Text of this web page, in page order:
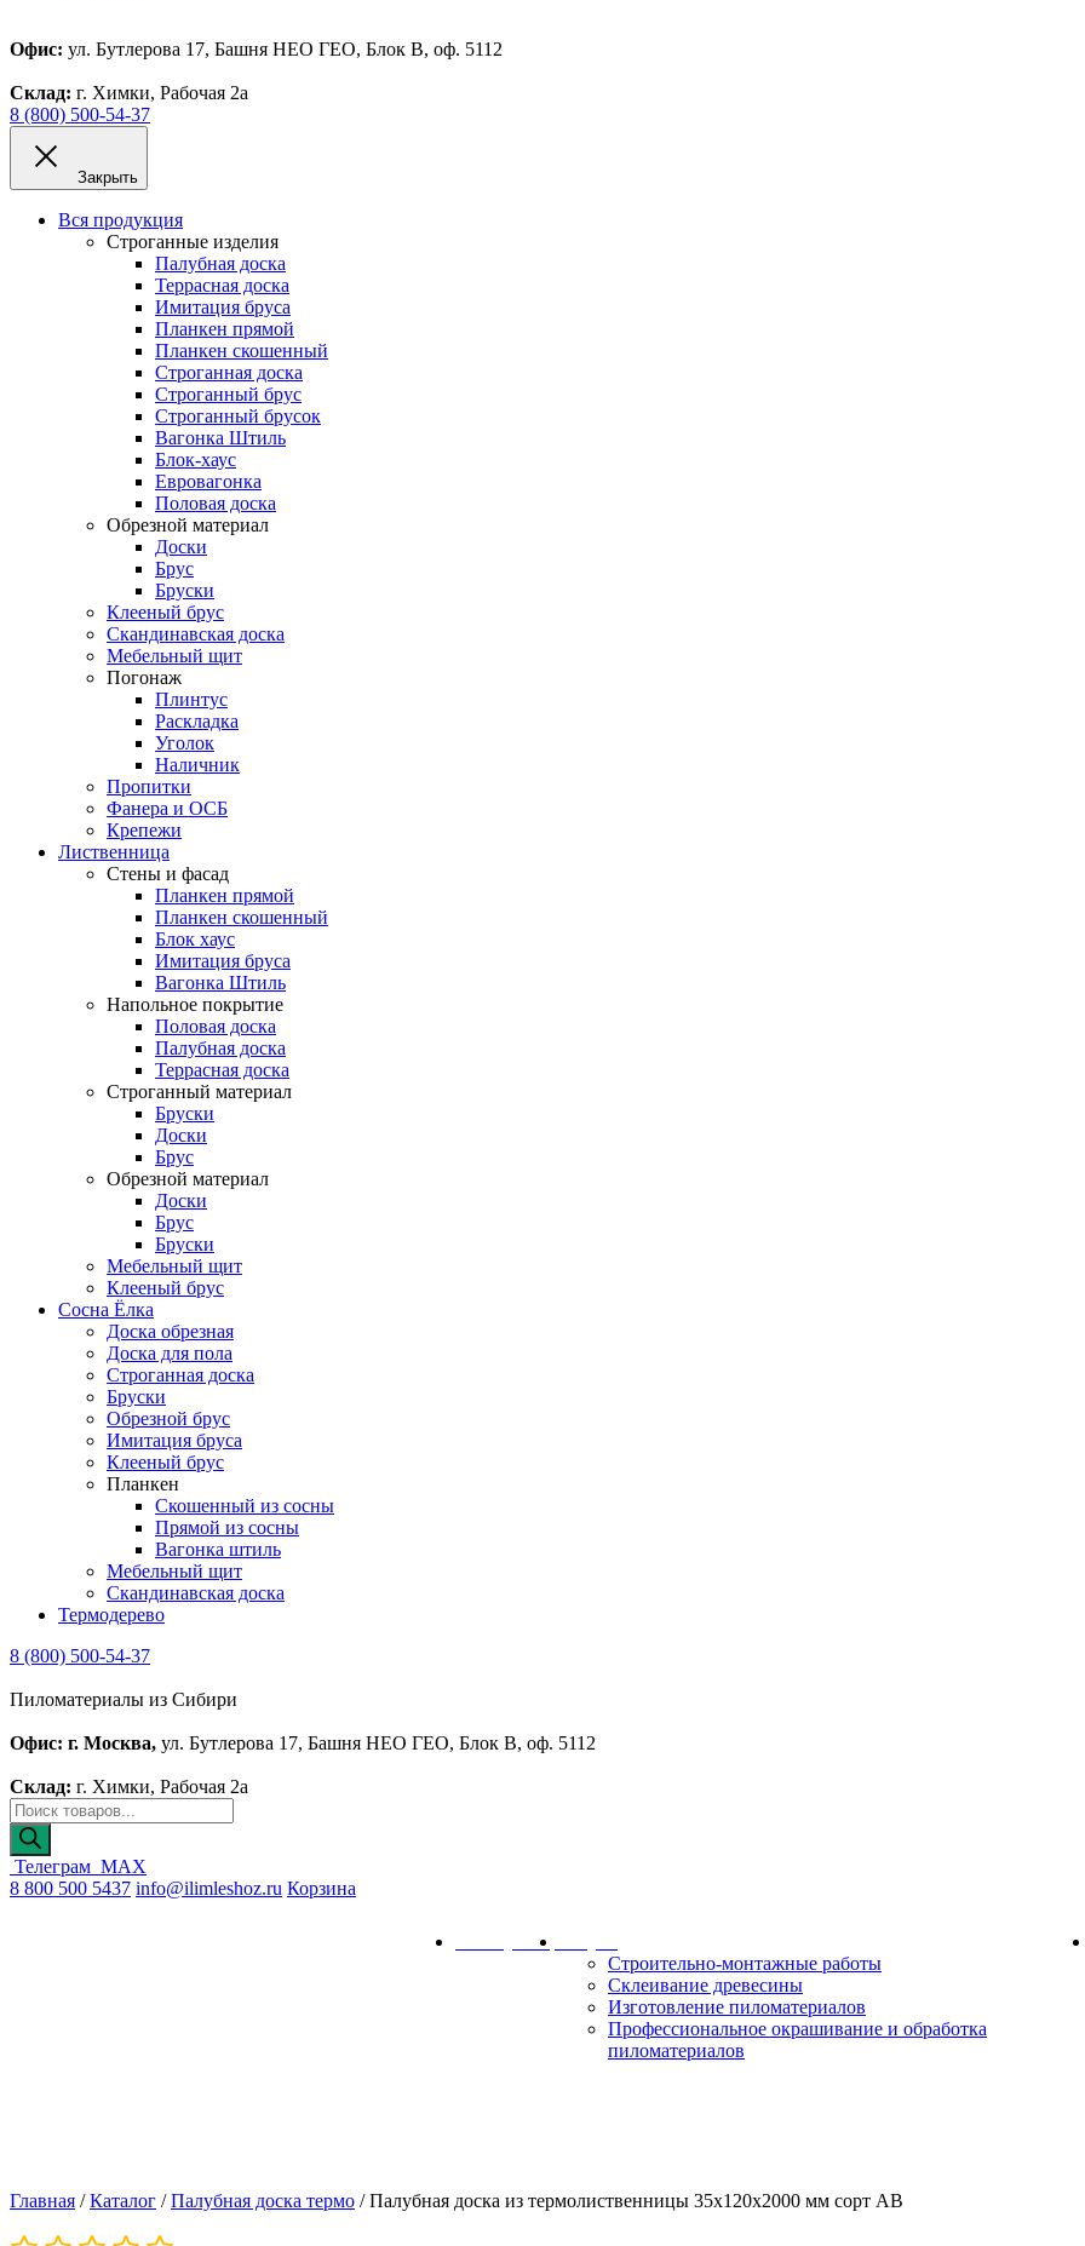
Офис: ул. Бутлерова 17, Башня НЕО ГЕО, Блок В, оф. 5112
Склад: г. Химки, Рабочая 2а
8 (800) 500-54-37
Закрыть
Вся продукция
Строганные изделия
Палубная доска
Террасная доска
Имитация бруса
Планкен прямой
Планкен скошенный
Строганная доска
Строганный брус
Строганный брусок
Вагонка Штиль
Блок-хаус
Евровагонка
Половая доска
Обрезной материал
Доски
Брус
Бруски
Клееный брус
Скандинавская доска
Мебельный щит
Погонаж
Плинтус
Раскладка
Уголок
Наличник
Пропитки
Фанера и ОСБ
Крепежи
Лиственница
Стены и фасад
Планкен прямой
Планкен скошенный
Блок хаус
Имитация бруса
Вагонка Штиль
Напольное покрытие
Половая доска
Палубная доска
Террасная доска
Строганный материал
Бруски
Доски
Брус
Обрезной материал
Доски
Брус
Бруски
Мебельный щит
Клееный брус
Сосна Ёлка
Доска обрезная
Доска для пола
Строганная доска
Бруски
Обрезной брус
Имитация бруса
Клееный брус
Планкен
Скошенный из сосны
Прямой из сосны
Вагонка штиль
Мебельный щит
Скандинавская доска
Термодерево
8 (800) 500-54-37
Пиломатериалы из Сибири
Офис: г. Москва, ул. Бутлерова 17, Башня НЕО ГЕО, Блок В, оф. 5112
Склад: г. Химки, Рабочая 2а
Телеграм MAX
8 800 500 5437 info@ilimleshoz.ru Корзина
Калькулятор
Строительно-монтажные работы
Склеивание древесины
Изготовление пиломатериалов
Профессиональное окрашивание и обработка
пиломатериалов
Главная /Каталог /Палубная доска термо /Палубная доска из термолиственницы 35х120х2000 мм сорт АВ